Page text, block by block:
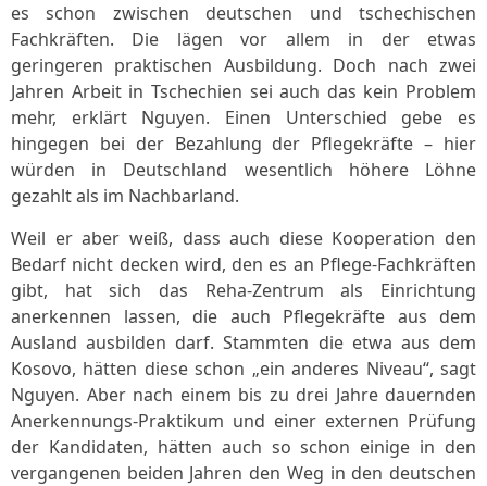
es schon zwischen deutschen und tschechischen
Fachkräften. Die lägen vor allem in der etwas
geringeren praktischen Ausbildung. Doch nach zwei
Jahren Arbeit in Tschechien sei auch das kein Problem
mehr, erklärt Nguyen. Einen Unterschied gebe es
hingegen bei der Bezahlung der Pflegekräfte – hier
würden in Deutschland wesentlich höhere Löhne
gezahlt als im Nachbarland.
Weil er aber weiß, dass auch diese Kooperation den
Bedarf nicht decken wird, den es an Pflege-Fachkräften
gibt, hat sich das Reha-Zentrum als Einrichtung
anerkennen lassen, die auch Pflegekräfte aus dem
Ausland ausbilden darf. Stammten die etwa aus dem
Kosovo, hätten diese schon „ein anderes Niveau“, sagt
Nguyen. Aber nach einem bis zu drei Jahre dauernden
Anerkennungs-Praktikum und einer externen Prüfung
der Kandidaten, hätten auch so schon einige in den
vergangenen beiden Jahren den Weg in den deutschen